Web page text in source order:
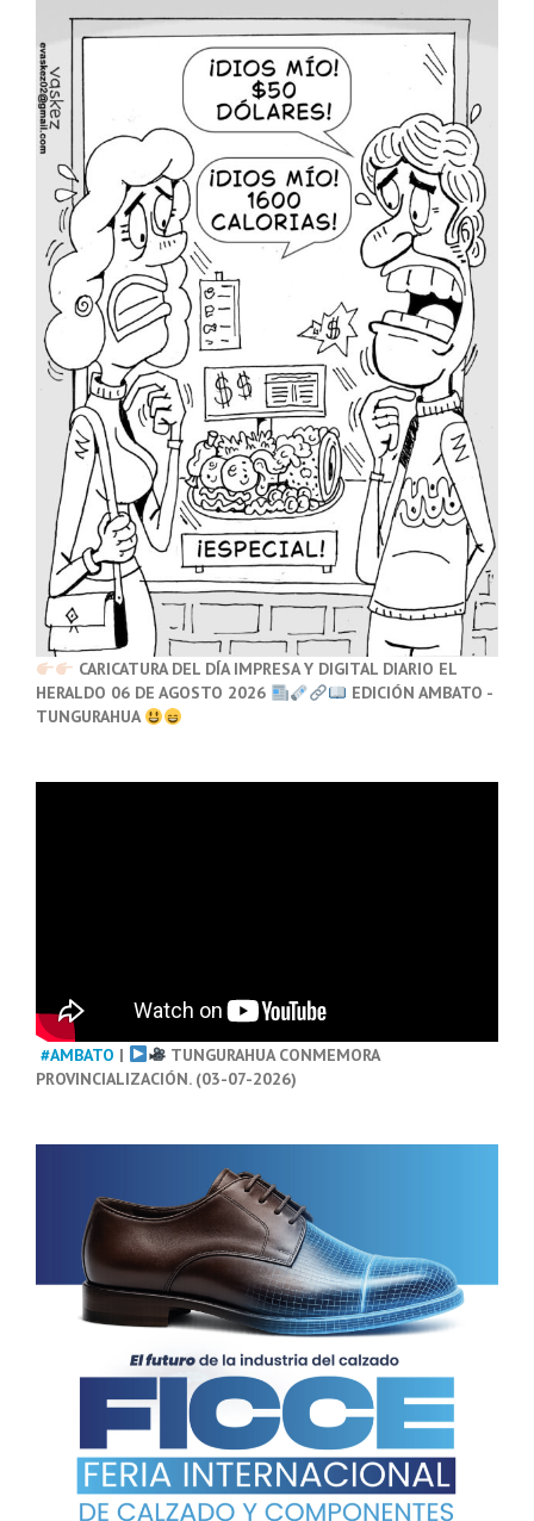
CARICATURA DEL DÍA IMPRESA Y DIGITAL DIARIO EL
HERALDO 06 DE AGOSTO 2026
EDICIÓN AMBATO -
TUNGURAHUA
#AMBATO |
TUNGURAHUA CONMEMORA
PROVINCIALIZACIÓN. (03-07-2026)